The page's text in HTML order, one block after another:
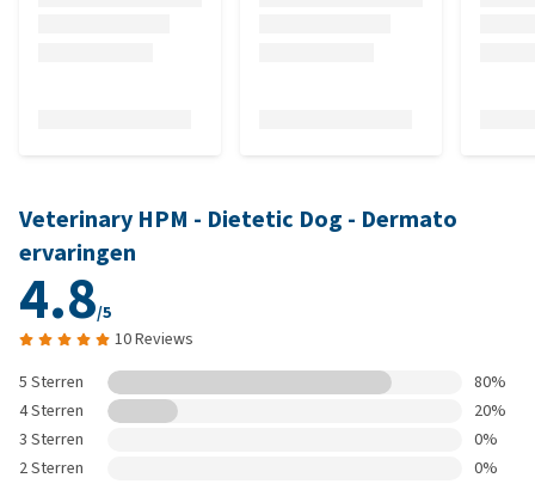
Veterinary HPM - Dietetic Dog - Dermato
ervaringen
4.8/5
10 Reviews
5 Sterren
80%
4 Sterren
20%
3 Sterren
0%
2 Sterren
0%